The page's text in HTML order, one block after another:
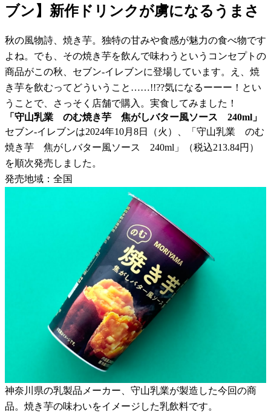
ブン】新作ドリンクが虜になるうまさ
秋の風物詩、焼き芋。独特の甘みや食感が魅力の食べ物です
よね。でも、その焼き芋を飲んで味わうというコンセプトの
商品がこの秋、セブン-イレブンに登場しています。え、焼
き芋を飲むってどういうこと……!!??気になるーーー！とい
うことで、さっそく店舗で購入。実食してみました！
「守山乳業 のむ焼き芋 焦がしバター風ソース 240ml」
セブン-イレブンは2024年10月8日（火）、「守山乳業 のむ
焼き芋 焦がしバター風ソース 240ml」（税込213.84円）
を順次発売しました。
発売地域：全国
神奈川県の乳製品メーカー、守山乳業が製造した今回の商
品。焼き芋の味わいをイメージした乳飲料です。